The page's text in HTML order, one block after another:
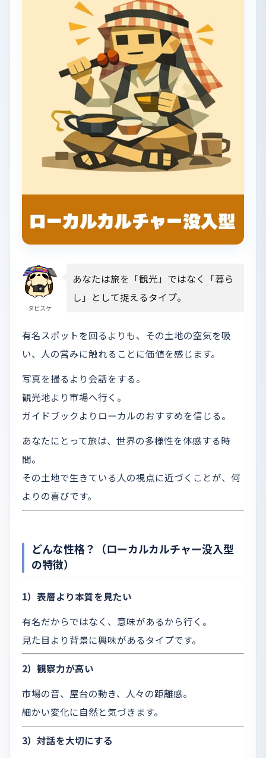
タビスケ
あなたは旅を「観光」ではなく「暮ら
し」として捉えるタイプ。
有名スポットを回るよりも、その土地の空気を吸
い、人の営みに触れることに価値を感じます。
写真を撮るより会話をする。
観光地より市場へ行く。
ガイドブックよりローカルのおすすめを信じる。
あなたにとって旅は、世界の多様性を体感する時
間。
その土地で生きている人の視点に近づくことが、何
よりの喜びです。
どんな性格？（ローカルカルチャー没入型
の特徴）
1）表層より本質を見たい
有名だからではなく、意味があるから行く。
見た目より背景に興味があるタイプです。
2）観察力が高い
市場の音、屋台の動き、人々の距離感。
細かい変化に自然と気づきます。
3）対話を大切にする